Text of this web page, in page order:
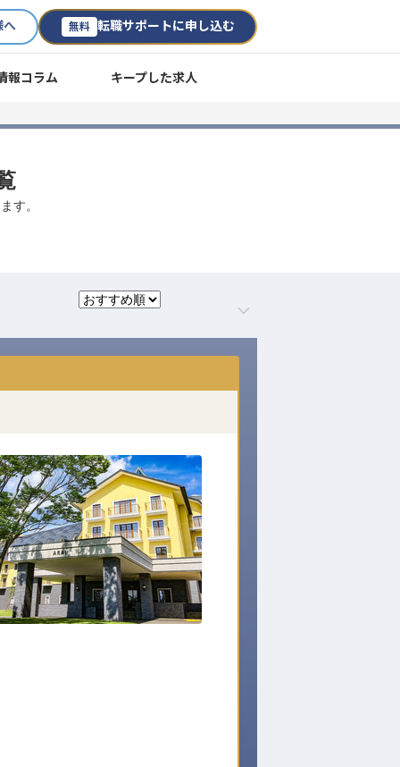
へ 無料 転職サポートに申し込む
報コラム キープした求人
す。